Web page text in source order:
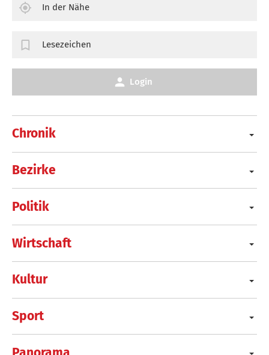
Chronik
Bezirke
Politik
Wirtschaft
Kultur
Sport
In der Nähe
Lesezeichen
Login